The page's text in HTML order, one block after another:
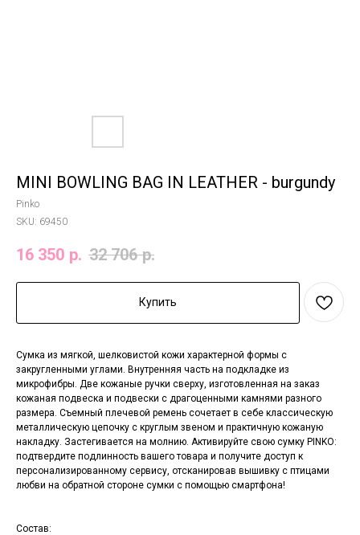
MINI BOWLING BAG IN LEATHER - burgundy
Pinko
SKU: 69450
16 350 р. 32 706 р.
Купить
Сумка из мягкой, шелковистой кожи характерной формы с
закругленными углами. Внутренняя часть на подкладке из
микрофибры. Две кожаные ручки сверху, изготовленная на заказ
кожаная подвеска и подвески с драгоценными камнями разного
размера. Съемный плечевой ремень сочетает в себе классическую
металлическую цепочку с круглым звеном и практичную кожаную
накладку. Застегивается на молнию. Активируйте свою сумку PINKO:
подтвердите подлинность вашего товара и получите доступ к
персонализированному сервису, отсканировав вышивку с птицами
любви на обратной стороне сумки с помощью смартфона!
Состав: